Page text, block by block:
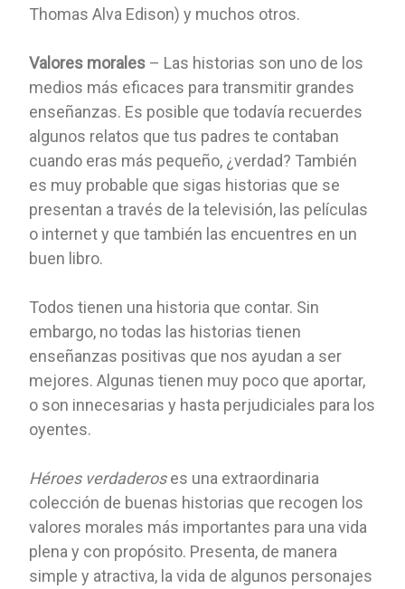
Thomas Alva Edison) y muchos otros.
Valores morales – Las historias son uno de los
medios más eficaces para transmitir grandes
enseñanzas. Es posible que todavía recuerdes
algunos relatos que tus padres te contaban
cuando eras más pequeño, ¿verdad? También
es muy probable que sigas historias que se
presentan a través de la televisión, las películas
o internet y que también las encuentres en un
buen libro.
Todos tienen una historia que contar. Sin
embargo, no todas las historias tienen
enseñanzas positivas que nos ayudan a ser
mejores. Algunas tienen muy poco que aportar,
o son innecesarias y hasta perjudiciales para los
oyentes.
Héroes verdaderoses una extraordinaria
colección de buenas historias que recogen los
valores morales más importantes para una vida
plena y con propósito. Presenta, de manera
simple y atractiva, la vida de algunos personajes